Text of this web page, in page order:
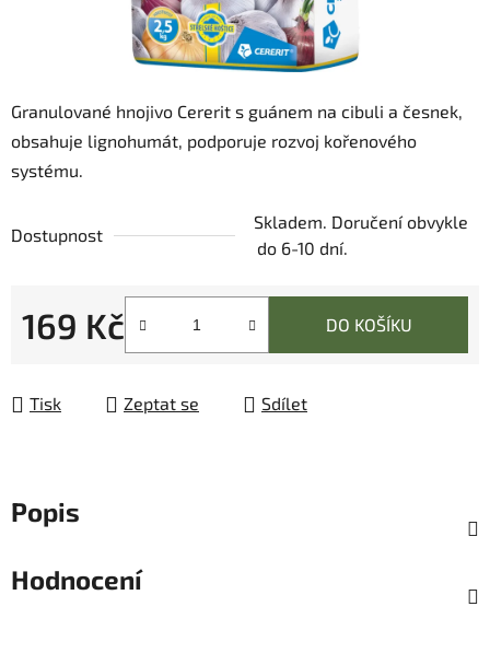
Granulované hnojivo Cererit s guánem na cibuli a česnek,
obsahuje lignohumát, podporuje rozvoj kořenového
systému.
Dostupnost
Skladem. Doručení obvykle
do 6-10 dní.
169 Kč DO KOŠÍKU
Tisk Zeptat se Sdílet
Popis
Hodnocení